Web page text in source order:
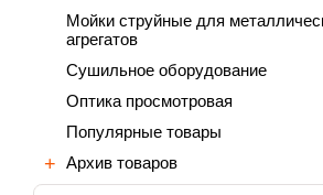
Мойки струйные для
агрегатов
Сушильное оборудование
Оптика просмотровая
Популярные товары
Архив товаров